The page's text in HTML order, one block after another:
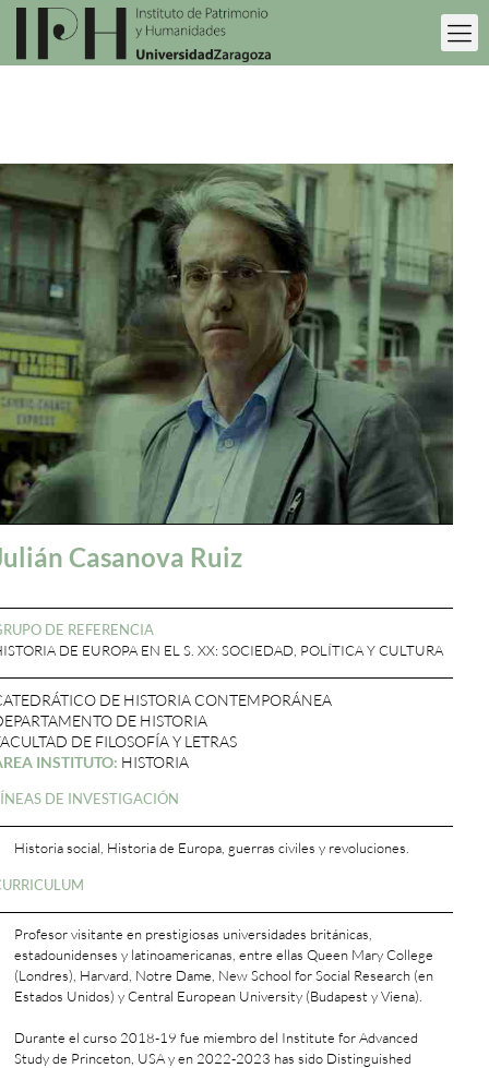
Casanova Ruiz
DE REFERENCIA
DE EUROPA EN EL S. XX: SOCIEDAD, POLÍTICA Y CULTURA
DE HISTORIA CONTEMPORÁNEA
DE HISTORIA
DE FILOSOFÍA Y LETRAS
INSTITUTO: HISTORIA
DE INVESTIGACIÓN
Historia social, Historia de Europa, guerras civiles y revoluciones.
Profesor visitante en prestigiosas universidades británicas,
estadounidenses y latinoamericanas, entre ellas Queen Mary College
(Londres), Harvard, Notre Dame, New School for Social Research (en
Estados Unidos) y Central European University (Budapest y Viena).
Durante el curso 2018-19 fue miembro del Institute for Advanced
Study de Princeton, USA y en 2022-2023 has sido Distinguished